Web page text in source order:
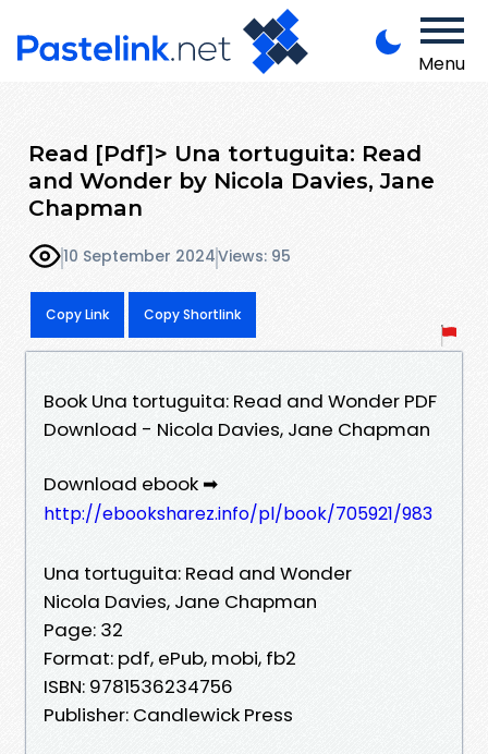
Menu
Read [Pdf]> Una tortuguita: Read
and Wonder by Nicola Davies, Jane
Chapman
10 September 2024Views: 95
Copy Link Copy Shortlink
Book Una tortuguita: Read and Wonder PDF
Download - Nicola Davies, Jane Chapman
Download ebook ➡
http://ebooksharez.info/pl/book/705921/983
Una tortuguita: Read and Wonder
Nicola Davies, Jane Chapman
Page: 32
Format: pdf, ePub, mobi, fb2
ISBN: 9781536234756
Publisher: Candlewick Press